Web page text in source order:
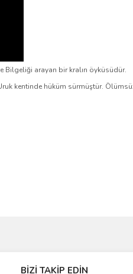
Bilgeliği arayan bir kralın öyküsüdür.
kentinde hüküm sürmüştür.
BİZİ TAKİP EDİN